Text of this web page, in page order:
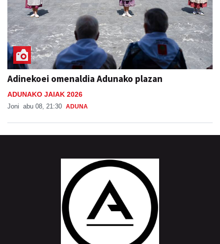
Adinekoei omenaldia Adunako plazan
ADUNAKO JAIAK 2026
Joni abu 08, 21:30 ADUNA